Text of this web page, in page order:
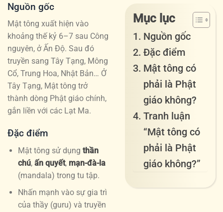
Nguồn gốc
Mật tông xuất hiện vào
khoảng thế kỷ 6–7 sau Công
nguyên, ở Ấn Độ. Sau đó
truyền sang Tây Tạng, Mông
Cổ, Trung Hoa, Nhật Bản… Ở
Tây Tạng, Mật tông trở
thành dòng Phật giáo chính,
gắn liền với các Lạt Ma.
Đặc điểm
Mật tông sử dụng thần
chú, ấn quyết, mạn-đà-la
(mandala) trong tu tập.
Nhấn mạnh vào sự gia trì
của thầy (guru) và truyền
cơ
tự
đại
Già
là
Mục lục
Nguồn gốc
Đặc điểm
Mật tông có
phải là Phật
giáo không?
Tranh luận
“Mật tông có
phải là Phật
giáo không?”